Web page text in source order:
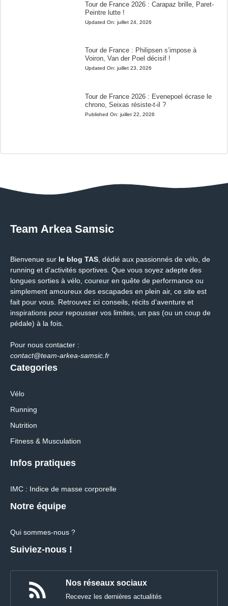
Tour de France 2026 : Carapaz brille, Paret-
Peintre lutte !
Updated On: juillet 24, 2026
Tour de France : Philipsen s’impose à
Voiron, Van der Poel décisif !
Updated On: juillet 23, 2026
Tour de France 2026 : Evenepoel écrase le
chrono, Seixas résiste-t-il ?
Published On: juillet 22, 2026
Team Arkea Samsic
Bienvenue sur le blog TAS, dédié aux passionnés de vélo, de
running et d'activités sportives. Que vous soyez adepte des
longues sorties à vélo, coureur en quête de performance ou
simplement amoureux des escapades en plein air, ce site est
fait pour vous. Retrouvez ici conseils, récits d’aventure et
inspirations pour repousser vos limites, un pas (ou un coup de
pédale) à la fois.
Pour nous contacter :
contact@team-arkea-samsic.fr
Categories
Vélo
Running
Nutrition
Fitness & Musculation
Infos pratiques
IMC : Indice de masse corporelle
Notre équipe
Qui sommes-nous ?
Suiviez-nous !
Nos réseaux sociaux
Recevez les dernières actualités